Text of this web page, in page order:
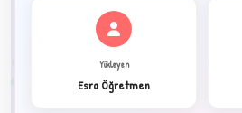
Yükleyen
Esra Öğretmen